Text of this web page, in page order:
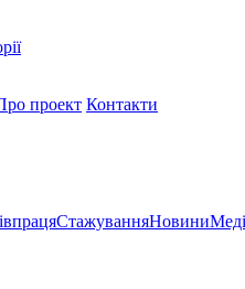
проект Контакти
СтажуванняНовини